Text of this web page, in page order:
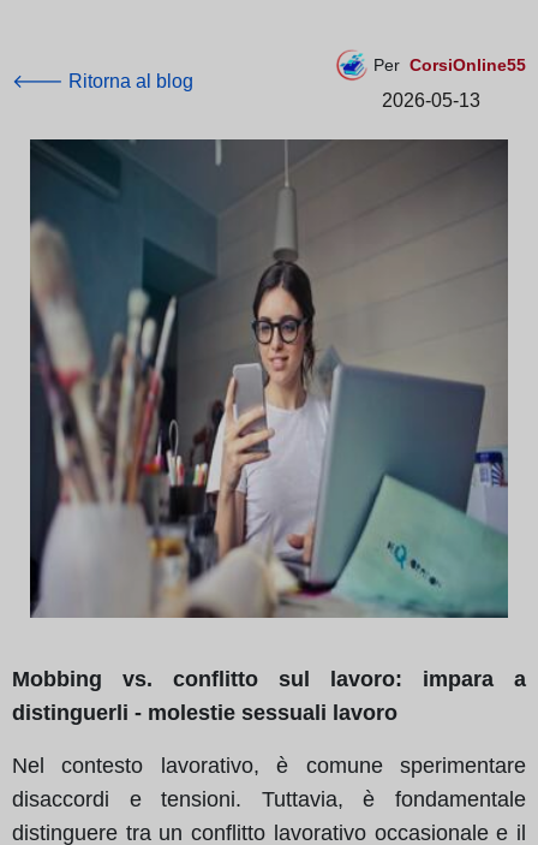
🡐 Ritorna al blog
Per CorsiOnline55
2026-05-13
Mobbing vs. conflitto sul lavoro: impara a
distinguerli - molestie sessuali lavoro
Nel contesto lavorativo, è comune sperimentare
disaccordi e tensioni. Tuttavia, è fondamentale
distinguere tra un conflitto lavorativo occasionale e il